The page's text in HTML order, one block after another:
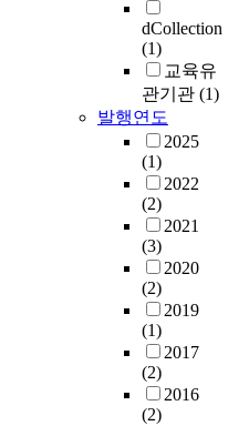
dCollection
(1)
교육유
관기관 (1)
발행연도
2025
(1)
2022
(2)
2021
(3)
2020
(2)
2019
(1)
2017
(2)
2016
(2)